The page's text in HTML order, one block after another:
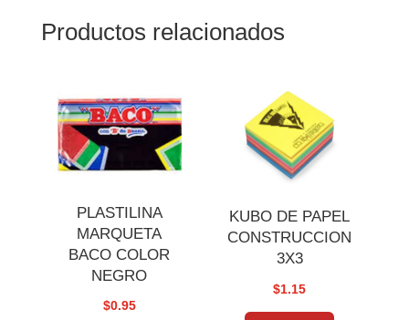
2OZ
Productos relacionados
PLASTILINA
MARQUETA
BACO COLOR
NEGRO
$0.95
KUBO DE PAPEL
CONSTRUCCION
3X3
$1.15